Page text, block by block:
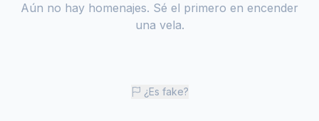
Aún no hay homenajes. Sé el primero en encender
una vela.
¿Es fake?